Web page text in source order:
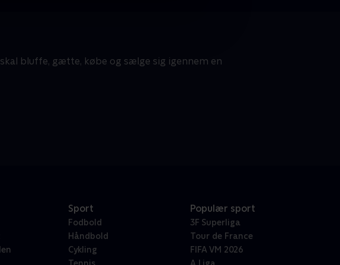
bluffe, gætte, købe og sælge sig igennem en
Sport
Fodbold
Håndbold
Cykling
Populær sport
3F Superliga
Tour de France
FIFA VM 2026